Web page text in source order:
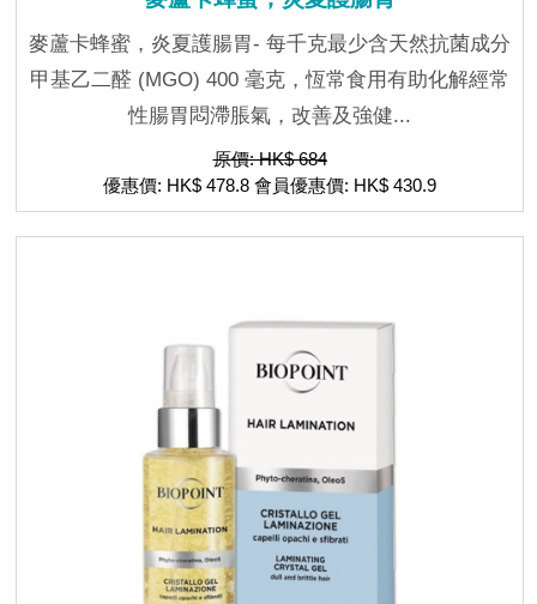
麥蘆卡蜂蜜，炎夏護腸胃- 每千克最少含天然抗菌成分
甲基乙二醛 (MGO) 400 毫克，恆常食用有助化解經常
性腸胃悶滯脹氣，改善及強健...
原價: HK$ 684
優惠價: HK$ 478.8 會員優惠價: HK$ 430.9